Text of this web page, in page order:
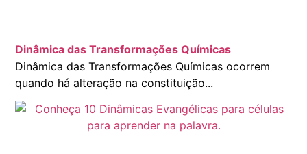
Dinâmica das Transformações Químicas
Dinâmica das Transformações Químicas ocorrem
quando há alteração na constituição...